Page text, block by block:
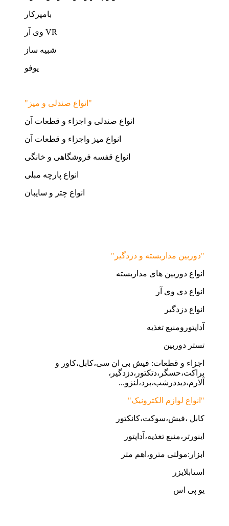
بامپرکار
وی آر VR
شبیه ساز
یوفو
"انواع صندلی و میز"
انواع صندلی و اجزاء و قطعات آن
انواع میز واجزاء و قطعات آن
انواع قفسه فروشگاهی و خانگی
انواع پارچه مبلی
انواع چتر و سایبان
"دوربین مداربسته و دزدگیر"
انواع دوربین های مداربسته
انواع دی وی آر
انواع دزدگیر
آداپتورومنبع تغذیه
تستر دوربین
اجزاء و قطعات: فیش بی ان سی،کابل،کاور و
براکت،حسگر،دتکتور،دزدگیر،
آلارم،دیددرشب،برد،لنزو...
"انواع لوازم الکترونیک"
کابل ،فیش،سوکت،کانکتور
اینورتر،منبع تغذیه،آداپتور
ابزار:مولتی مترو،اهم متر
استابلایزر
یو پی اس